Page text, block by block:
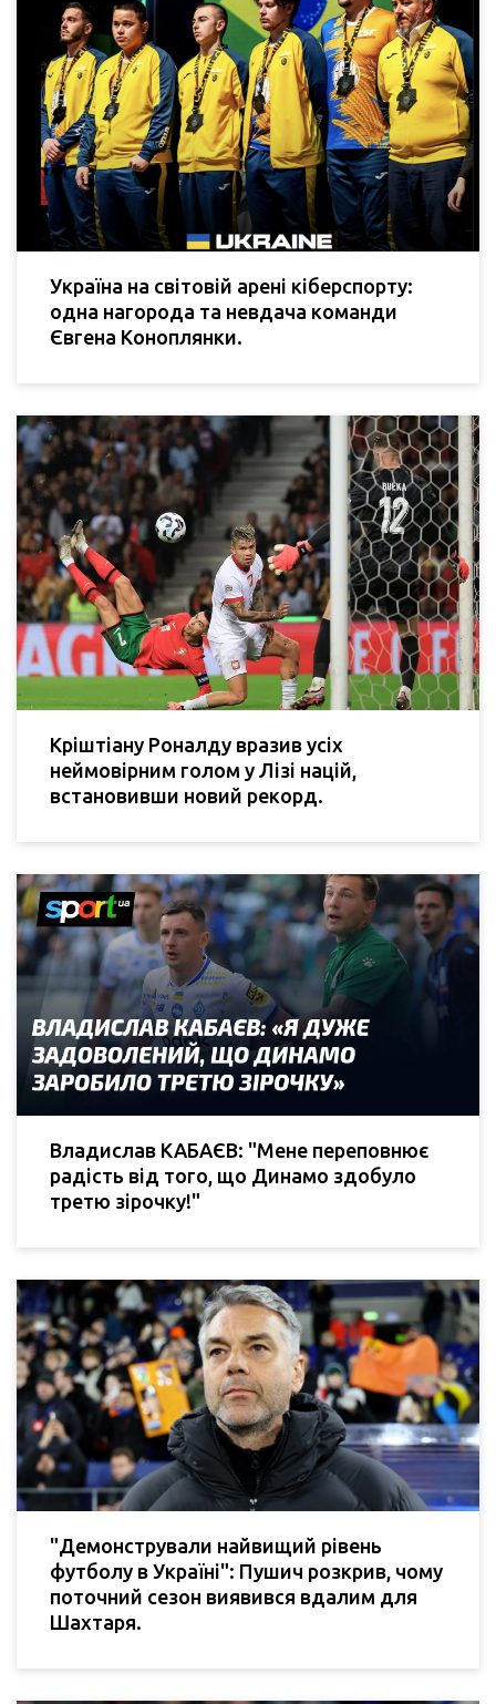
Україна на світовій арені кіберспорту:
одна нагорода та невдача команди
Євгена Коноплянки.
Кріштіану Роналду вразив усіх
неймовірним голом у Лізі націй,
встановивши новий рекорд.
Владислав КАБАЄВ: "Мене переповнює
радість від того, що Динамо здобуло
третю зірочку!"
"Демонстрували найвищий рівень
футболу в Україні": Пушич розкрив, чому
поточний сезон виявився вдалим для
Шахтаря.